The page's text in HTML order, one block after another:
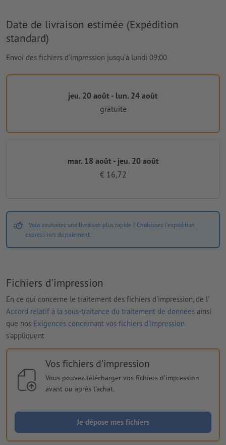
Date de livraison estimée (Expédition
standard)
Envoi des fichiers d'impression jusqu'à lundi 09:00
jeu. 20 août - lun. 24 août
gratuite
mar. 18 août - jeu. 20 août
€ 16,72
Vous souhaitez une livraison plus rapide ? Choisissez l'expédition
express lors du paiement.
Fichiers d'impression
En ce qui concerne le traitement des fichiers d'impression, de l'
Accord relatif à la sous-traitance du traitement de données ainsi
que nos Exigences concernant vos fichiers d'impression
s'appliquent
Vos fichiers d'impression
Vous pouvez télécharger vos fichiers d'impression
avant ou après l'achat.
Je dépose mes fichiers